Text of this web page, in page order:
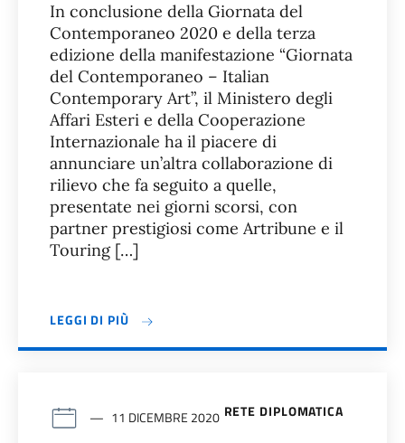
In conclusione della Giornata del
Contemporaneo 2020 e della terza
edizione della manifestazione “Giornata
del Contemporaneo – Italian
Contemporary Art”, il Ministero degli
Affari Esteri e della Cooperazione
Internazionale ha il piacere di
annunciare un’altra collaborazione di
rilievo che fa seguito a quelle,
presentate nei giorni scorsi, con
partner prestigiosi come Artribune e il
Touring […]
LEGGI DI PIÙ
RETE DIPLOMATICA
11 DICEMBRE 2020